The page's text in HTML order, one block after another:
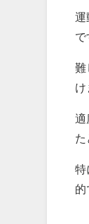
運
で
難
け
適
た
特
的